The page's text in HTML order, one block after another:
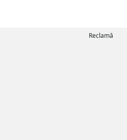
Reclamă